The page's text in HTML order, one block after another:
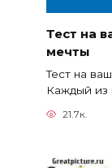
Тест на
мечты
Тест на
Каждый из
21.7к.